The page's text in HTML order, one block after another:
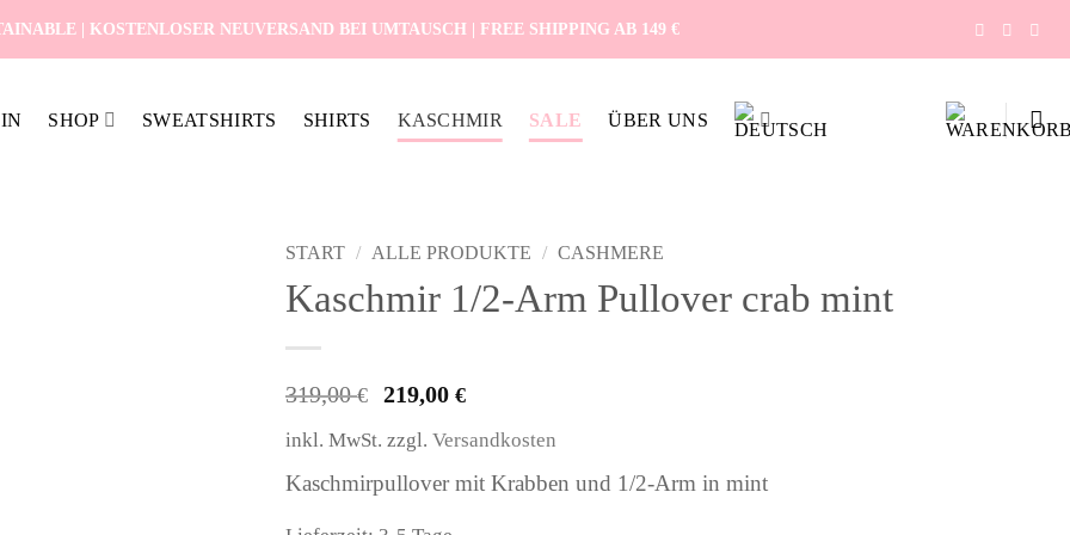
| KOSTENLOSER NEUVERSAND BEI UMTAUSCH | FREE SHIPPING AB 149 €
SHOP SWEATSHIRTS SHIRTS KASCHMIR SALE ÜBER UNS
START / ALLE PRODUKTE / CASHMERE
Kaschmir 1/2-Arm Pullover crab mint
319,00€
Ursprünglicher
Preis
war:
319,00 €
219,00 €Aktueller
Preis
ist:
219,00 €.
inkl. MwSt. zzgl. Versandkosten
Kaschmirpullover mit Krabben und 1/2-Arm in mint